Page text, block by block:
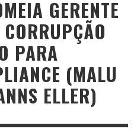
GERENTE
PARA
(MALU
ELLER)